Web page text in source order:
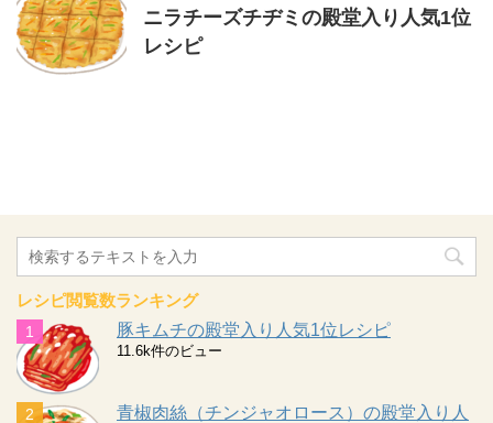
ニラチーズチヂミの殿堂入り人気1位
レシピ
レシピ閲覧数ランキング
豚キムチの殿堂入り人気1位レシピ
11.6k件のビュー
青椒肉絲（チンジャオロース）の殿堂入り人